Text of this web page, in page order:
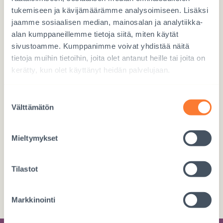
tukemiseen ja kävijämäärämme analysoimiseen. Lisäksi
jaamme sosiaalisen median, mainosalan ja analytiikka-
alan kumppaneillemme tietoja siitä, miten käytät
sivustoamme. Kumppanimme voivat yhdistää näitä
tietoja muihin tietoihin, joita olet antanut heille tai joita on
kerätty, kun olet käyttänyt heidän palvelujaan.
valinta
Välttämätön
Mieltymykset
Tilastot
Markkinointi
Käytä numeroa 97717